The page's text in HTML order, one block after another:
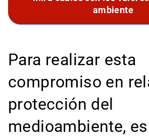
ambiente
Para realizar esta
compromiso en
protección del
medioambiente,